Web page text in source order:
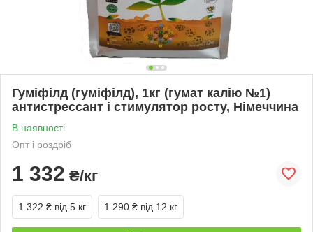
Гуміфілд (гуміфілд), 1кг (гумат калію №1)
антистрессант і стимулятор росту, Німеччина
В наявності
Опт і роздріб
1 332 ₴/кг
1 322 ₴ від 5 кг 1 290 ₴ від 12 кг